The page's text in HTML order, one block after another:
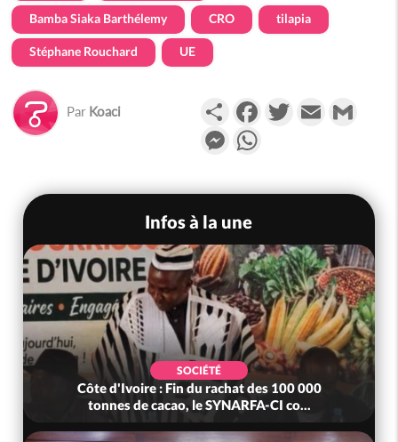
Bamba Siaka Barthélemy CRO tilapia
Stéphane Rouchard UE
Par Koaci PartagerFacebookTwitterEmail
Messenger
Infos à la une
SOCIÉTÉ
Côte d'Ivoire : Fin du rachat des 100 000
tonnes de cacao, le SYNARFA-CI co...